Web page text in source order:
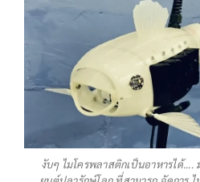
งับๆ ไมโครพลาสติกเป็นอาหารได้....